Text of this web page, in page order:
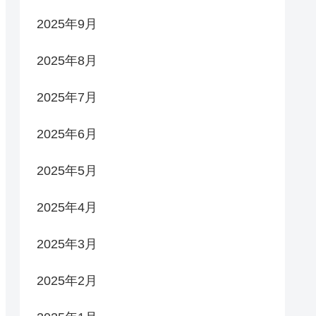
2025年9月
2025年8月
2025年7月
2025年6月
2025年5月
2025年4月
2025年3月
2025年2月